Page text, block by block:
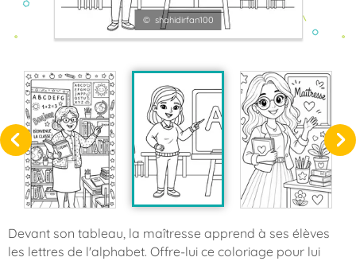
© shahidirfan100
Devant son tableau, la maîtresse apprend à ses élèves
les lettres de l'alphabet. Offre-lui ce coloriage pour lui